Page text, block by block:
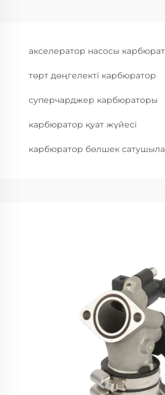
акселератор насосы
төрт дөңгелекті карбюратор
суперчарджер карбюраторы
карбюратор қуат жүйесі
карбюратор бөлшек